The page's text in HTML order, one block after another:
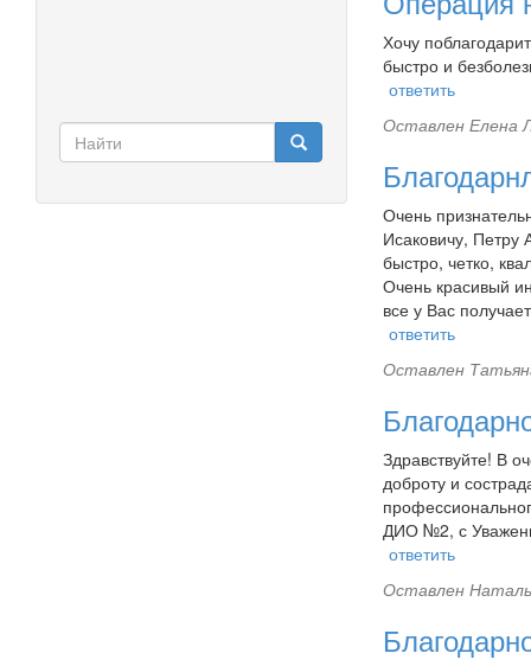
Форма
поиска
Хочу
быстро и
ответить
Оставлен Елена
Очень
Исаковичу, Петру
быстро, четко,
Очень красивый
все у Вас
ответить
Оставлен
Здравствуйте! В
доброту и
ДИО №2, с
ответить
Оставлен